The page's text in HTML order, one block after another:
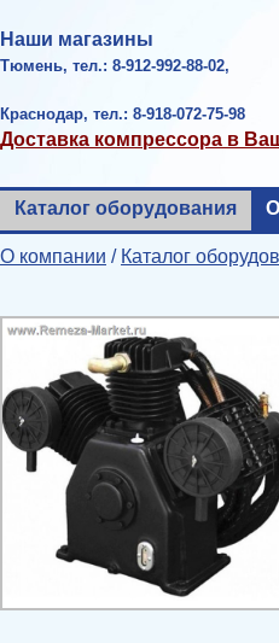
Наши магазины
Тюмень, тел.: 8-912-992-88-02,
Краснодар, тел.: 8-918-072-75-98
Доставка компрессора в
Каталог оборудования
О компании / Каталог